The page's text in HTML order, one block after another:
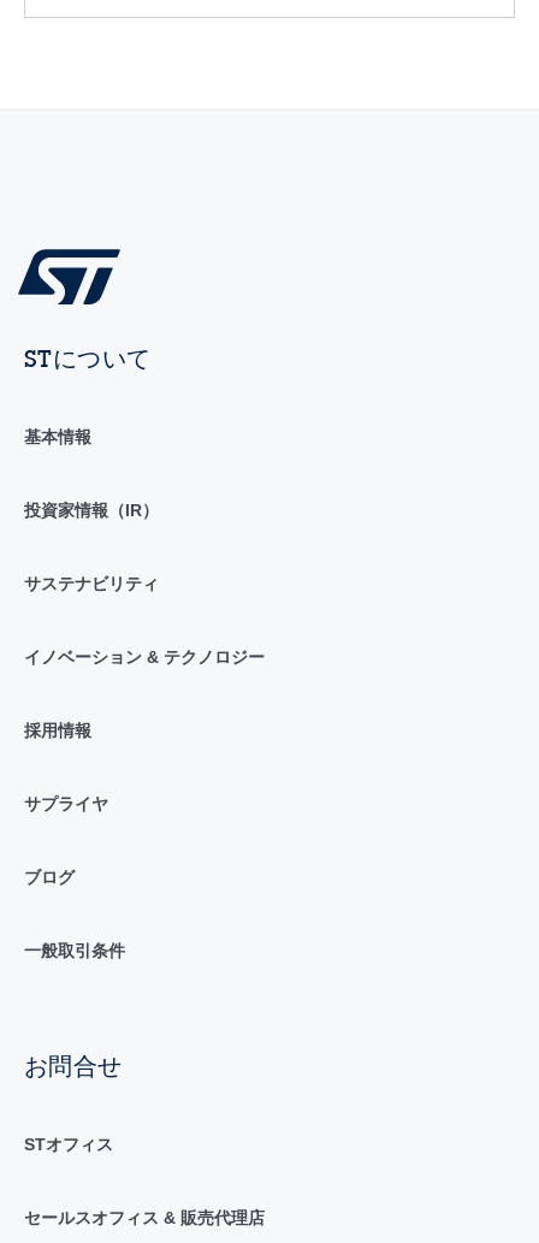
STについて
基本情報
投資家情報（IR）
サステナビリティ
イノベーション & テクノロジー
採用情報
サプライヤ
ブログ
一般取引条件
お問合せ
STオフィス
セールスオフィス & 販売代理店